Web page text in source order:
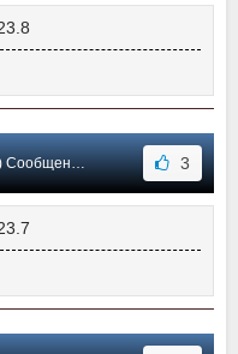
#604 3